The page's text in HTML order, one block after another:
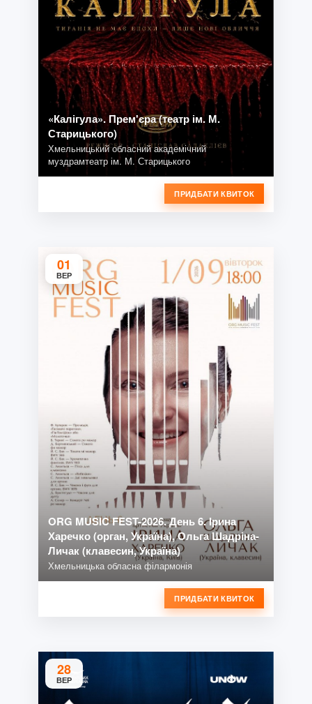
«Калігула». Прем'єра (театр ім. М.
Старицького)
Хмельницький обласний академічний
муздрамтеатр ім. М. Старицького
ПРИДБАТИ КВИТОК
01
ВЕР
ORG MUSIC FEST-2026. День 6. Ірина
Харечко (орган, Україна), Ольга Шадріна-
Личак (клавесин, Україна)
Хмельницька обласна філармонія
ПРИДБАТИ КВИТОК
28
ВЕР